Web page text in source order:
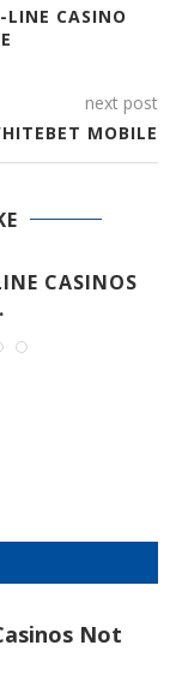
CASINO
next post
MOBILE
CASINOS
Not